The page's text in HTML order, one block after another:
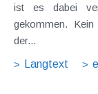
ist es dabei
gekommen. Kein Progressionsvorbehalt bei der Erhöhung
der...
Langtext